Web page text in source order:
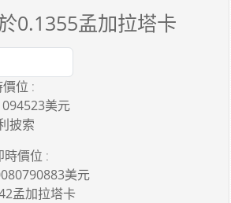
0.1355孟加拉塔卡
位 :
美元
披索
時價位 :
美元
孟加拉塔卡